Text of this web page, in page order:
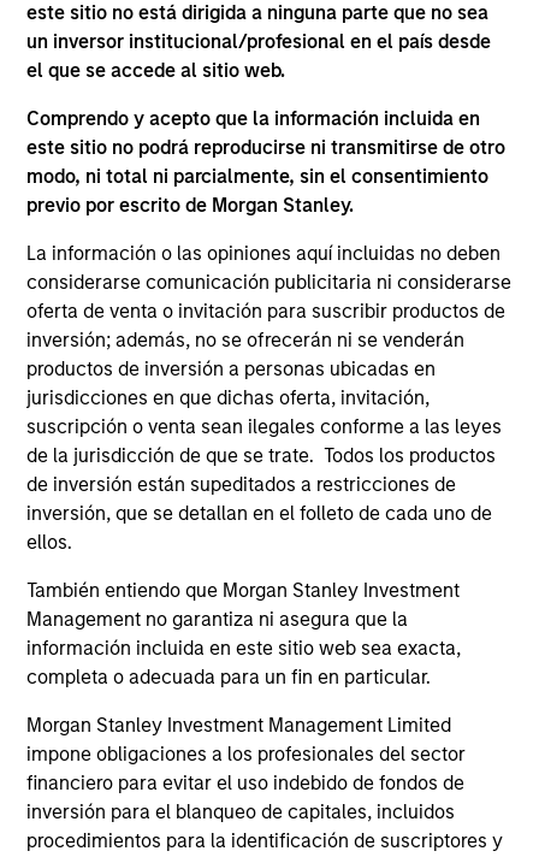
este sitio no está dirigida a ninguna parte que no sea
un inversor institucional/profesional en el país desde
el que se accede al sitio web.
Comprendo y acepto que la información incluida en
este sitio no podrá reproducirse ni transmitirse de otro
modo, ni total ni parcialmente, sin el consentimiento
previo por escrito de Morgan Stanley.
La información o las opiniones aquí incluidas no deben
considerarse comunicación publicitaria ni considerarse
oferta de venta o invitación para suscribir productos de
inversión; además, no se ofrecerán ni se venderán
productos de inversión a personas ubicadas en
jurisdicciones en que dichas oferta, invitación,
suscripción o venta sean ilegales conforme a las leyes
de la jurisdicción de que se trate. Todos los productos
de inversión están supeditados a restricciones de
inversión, que se detallan en el folleto de cada uno de
ellos.
También entiendo que Morgan Stanley Investment
Management no garantiza ni asegura que la
información incluida en este sitio web sea exacta,
completa o adecuada para un fin en particular.
Morgan Stanley Investment Management Limited
impone obligaciones a los profesionales del sector
financiero para evitar el uso indebido de fondos de
inversión para el blanqueo de capitales, incluidos
procedimientos para la identificación de suscriptores y
ARTÍCULO
Direct Lending: Separating Signal
from Sentiment
Direct lending enters 2026 with a supportive
economic backdrop despite recent volatility
deterioration in credit quality.
18-FEB-2026